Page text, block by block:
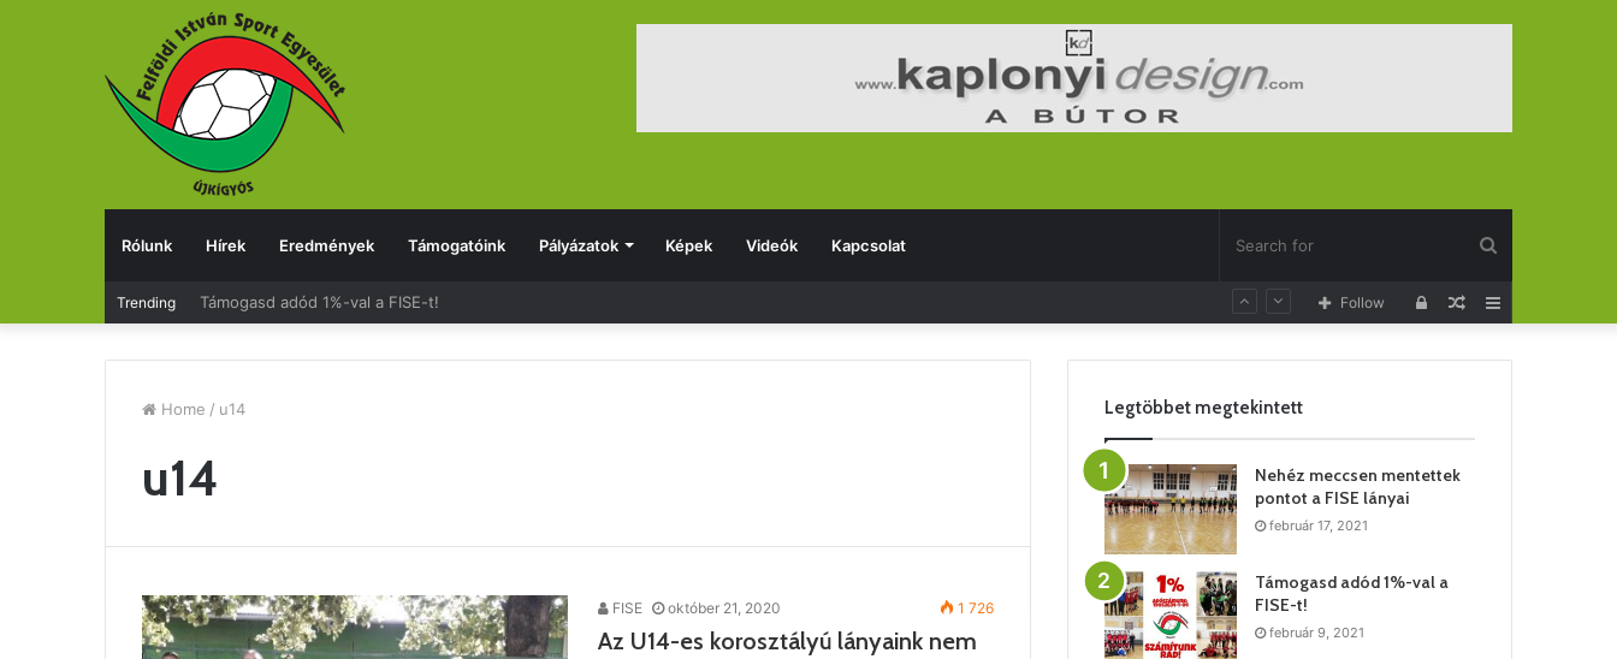
Rólunk Hírek Eredmények Támogatóink Pályázatok Képek Videók Kapcsolat
for
Trending Támogasd adód 1%-val a FISE-t! Random
Log
Follow
Home / u14
u14
FISE október 21, 2020 1 726
Az U14-es korosztályú lányaink nem
Legtöbbet megtekintett
Nehéz meccsen mentettek
pontot a FISE lányai
február 17, 2021
Támogasd adód 1%-val a
FISE-t!
február 9, 2021